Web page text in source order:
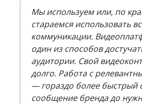
Мы используем или, по
стараемся использовать
коммуникации.
один из способов
аудитории. Свой
долго. Работа с
— гораздо более быстрый
сообщение бренда до